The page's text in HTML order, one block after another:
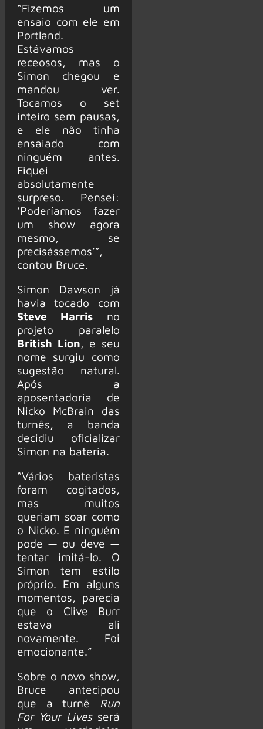
“Fizemos um
ensaio com ele em
Portland.
Estávamos
receosos, mas o
Simon chegou e
mandou ver.
Tocamos o set
inteiro sem pausas,
e ele não tinha
ensaiado com
ninguém antes.
Fiquei
absolutamente
surpreso. Pensei:
‘Poderíamos fazer
um show agora
mesmo, se
precisássemos’”,
contou Bruce.
Simon Dawson já
havia tocado com
Steve Harrisno
projeto paralelo
British Lion, e seu
nome surgiu como
sugestão natural.
Após a
aposentadoria de
Nicko McBrain das
turnês, a banda
decidiu oficializar
Simon na bateria.
“Vários bateristas
foram cogitados,
mas muitos
queriam soar como
o Nicko. E ninguém
pode — ou deve —
tentar imitá-lo. O
Simon tem estilo
próprio. Em alguns
momentos, parecia
que o Clive Burr
estava ali
novamente. Foi
emocionante.”
Sobre o novo show,
Bruce antecipou
que a turnê Run
For Your Livesserá